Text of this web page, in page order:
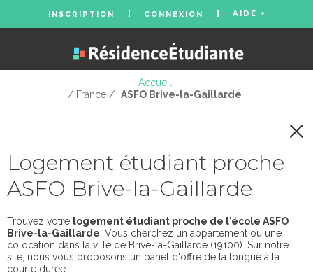
INSCRIPTION CONNEXION AIDE
Accueil
/ France / ASFO Brive-la-Gaillarde
Logement étudiant proche
ASFO Brive-la-Gaillarde
Trouvez votre logement étudiant proche de l'école ASFO
Brive-la-Gaillarde . Vous cherchez un appartement ou une
colocation dans la ville de Brive-la-Gaillarde (19100). Sur notre
site, nous vous proposons un panel d'offre de la longue à la
courte durée.